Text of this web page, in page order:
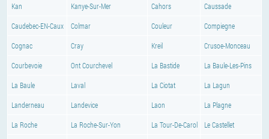
Kan Kanye-Sur-Mer Cahors Caussade
Caudebec-EN-Caux Colmar Couleur Compiegne
Cognac Cray Kreil Crusoe-Monceau
Courbevoie Ont Courchevel La Bastide La Baule-Les-Pins
La Baule Laval La Ciotat La Lagun
Landerneau Landevice Laon La Plagne
La Roche La Roche-Sur-Yon La Tour-De-Carol Le Castellet